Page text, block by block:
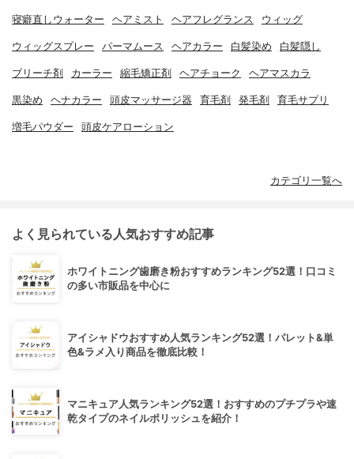
寝癖直しウォーター ヘアミスト ヘアフレグランス ウィッグ
ウィッグスプレー パーマムース ヘアカラー 白髪染め 白髪隠し
ブリーチ剤 カーラー 縮毛矯正剤 ヘアチョーク ヘアマスカラ
黒染め ヘナカラー 頭皮マッサージ器 育毛剤 発毛剤 育毛サプリ
増毛パウダー 頭皮ケアローション
カテゴリ一覧へ
よく見られている人気おすすめ記事
ホワイトニング歯磨き粉おすすめランキング52選！口コミ
の多い市販品を中心に
アイシャドウおすすめ人気ランキング52選！パレット&単
色&ラメ入り商品を徹底比較！
マニキュア人気ランキング52選！おすすめのプチプラや速
乾タイプのネイルポリッシュを紹介！